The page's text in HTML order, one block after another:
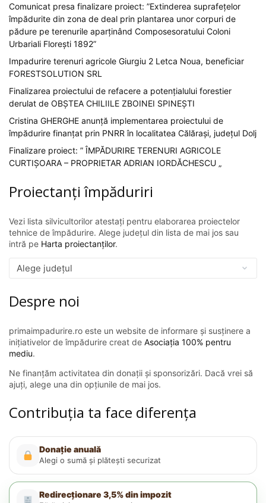
Comunicat presa finalizare proiect: ”Extinderea suprafețelor
împădurite din zona de deal prin plantarea unor corpuri de
pădure pe terenurile aparținând Composesoratului Coloni
Urbariali Florești 1892”
Impadurire terenuri agricole Giurgiu 2 Letca Noua, beneficiar
FORESTSOLUTION SRL
Finalizarea proiectului de refacere a potențialului forestier
derulat de OBȘTEA CHILIILE ZBOINEI SPINEȘTI
Cristina GHERGHE anunță implementarea proiectului de
împădurire finanțat prin PNRR în localitatea Călărași, județul Dolj
Finalizare proiect: ” ÎMPĂDURIRE TERENURI AGRICOLE
CURTIȘOARA – PROPRIETAR ADRIAN IORDĂCHESCU „
Proiectanți împăduriri
Vezi lista silvicultorilor atestați pentru elaborarea proiectelor
tehnice de împădurire. Alege județul din lista de mai jos sau
intră pe Harta proiectanților.
Despre noi
primaimpadurire.ro este un website de informare și susținere a
inițiativelor de împădurire creat de Asociația 100% pentru
mediu.
Ne finanțăm activitatea din donații și sponsorizări. Dacă vrei să
ajuți, alege una din opțiunile de mai jos.
Contribuția ta face diferența
Donație anuală
Alegi o sumă și plătești securizat
Redirecționare 3,5% din impozit